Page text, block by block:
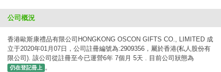
公司概況
香港歐斯康禮品有限公司HONGKONG OSCON GIFTS CO., LIMITED 成
立于2020年01月07日，公司註冊編號為:2909356，屬於香港(私人股份有
限公司). 該公司從註冊至今已運營6年 7個月 5天 . 目前公司狀態為
仍在登記冊上 。